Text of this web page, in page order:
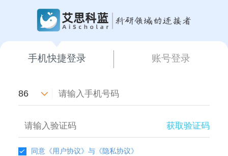
手机快捷登录 账号登录
86
获取验证码
同意 《用户协议》与 《隐私协议》